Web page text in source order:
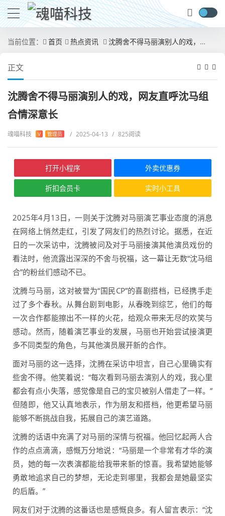
当前位置： 首页 热点资讯 沈腾舍不得马丽演别人的戏，网友直呼沈马组合情深意长
正文
沈腾舍不得马丽演别人的戏，网友直呼沈马组
合情深意长
魂喵科技 V 管理员 / 2025-04-13 / 825阅读
打开小程序 外卖优惠券
折扣会员卡 实时小工具
2025年4月13日，一则关于沈腾对马丽演艺事业态度的消息
在网络上悄然走红，引发了网友们的热烈讨论。据悉，在近
日的一次采访中，沈腾被问及对于马丽接演其他演员戏份的
看法时，他流露出深深的不舍与祝福，这一幕让无数“沈马组
合”的粉丝们感动不已。
沈腾与马丽，这对被誉为“国民CP”的喜剧搭档，已经携手走
过了多个春秋。从舞台剧到电影，从春晚到综艺，他们的每
一次合作都能擦出不一样的火花，给观众带来无尽的欢笑与
感动。然而，随着演艺事业的发展，马丽也开始尝试接演更
多不同类型的角色，与其他演员展开新的合作。
面对马丽的这一选择，沈腾在采访中坦言，自己心里确实有
些舍不得。他笑着说：“每次看到马丽去演别人的戏，我心里
都会有点小失落，感觉像是自己的宝贝被别人借走了一样。”
但随即，他又认真地表示，作为朋友和搭档，他更希望马丽
能够不断挑战自我，拓展自己的演艺道路。
沈腾的话语中充满了对马丽的深情与祝福。他回忆起两人合
作的点点滴滴，感慨万分地说：“马丽是一个非常有才华的演
员，她的每一次表演都能给我带来新的惊喜。我希望她能够
勇敢地追求自己的梦想，无论走到哪里，我都会是她最坚实
的后盾。”
网友们对于沈腾的这番话也是感慨良多。有人留言表示：“沈